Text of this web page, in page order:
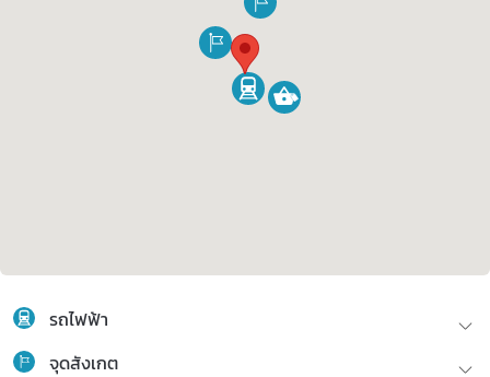
รถไฟฟ้า
จุดสังเกต